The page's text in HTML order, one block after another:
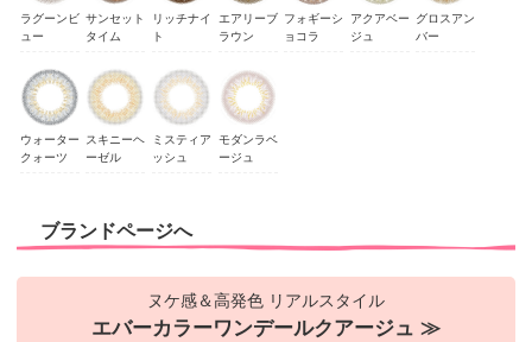
ラグーンビ
ュー
サンセット
タイム
リッチナイ
ト
エアリーブ
ラウン
フォギーシ
ョコラ
アクアベー
ジュ
グロスアン
バー
ウォーター
クォーツ
スキニーヘ
ーゼル
ミスティア
ッシュ
モダンラベ
ージュ
ブランドページへ
ヌケ感＆高発色 リアルスタイル
エバーカラーワンデールクアージュ ≫